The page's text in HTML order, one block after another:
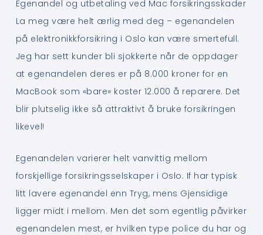
Egenandel og utbetaling ved Mac forsikringsskader
La meg være helt ærlig med deg – egenandelen
på elektronikkforsikring i Oslo kan være smertefull.
Jeg har sett kunder bli sjokkerte når de oppdager
at egenandelen deres er på 8.000 kroner for en
MacBook som «bare» koster 12.000 å reparere. Det
blir plutselig ikke så attraktivt å bruke forsikringen
likevel!
Egenandelen varierer helt vanvittig mellom
forskjellige forsikringsselskaper i Oslo. If har typisk
litt lavere egenandel enn Tryg, mens Gjensidige
ligger midt i mellom. Men det som egentlig påvirker
egenandelen mest, er hvilken type police du har og